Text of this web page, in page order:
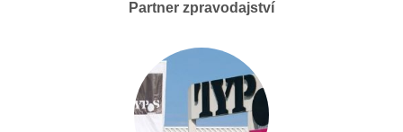
Partner zpravodajství